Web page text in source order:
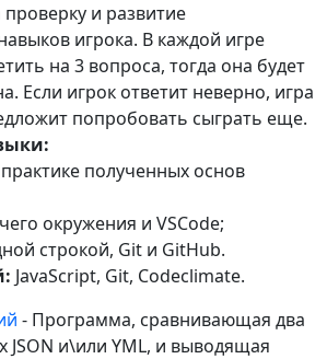
и развитие
игрока. В каждой игре
на 3 вопроса, тогда она будет
Если игрок ответит неверно, игра
попробовать сыграть еще.
полученных основ
окружения и VSCode;
строкой, Git и GitHub.
JavaScript, Git, Codeclimate.
- Программа, сравнивающая два
JSON и\или YML, и выводящая